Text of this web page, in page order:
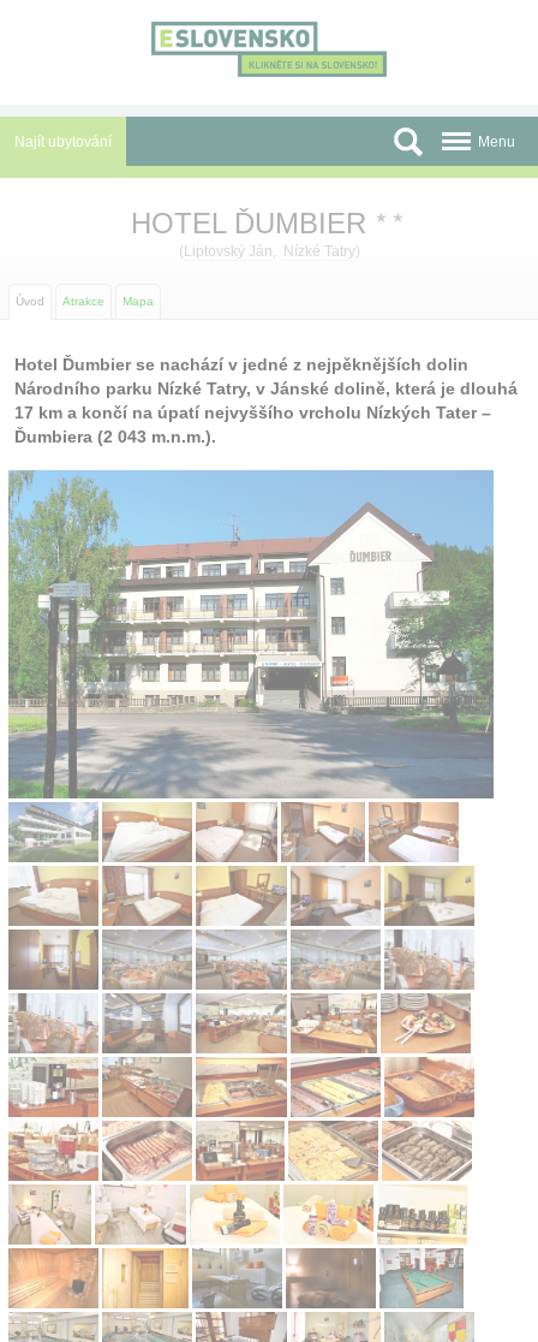
Najít ubytování
Autobusové zájezdy
Před cestou
Atrakce
O nás
Kontakt
Menu
HOTEL ĎUMBIER ★ ★
( Liptovský Ján, Nízké Tatry)
Úvod Atrakce Mapa
Hotel Ďumbier se nachází v jedné z nejpěknějších dolin
Národního parku Nízké Tatry, v Jánské dolině, která je dlouhá
17 km a končí na úpatí nejvyššího vrcholu Nízkých Tater –
Ďumbiera (2 043 m.n.m.).